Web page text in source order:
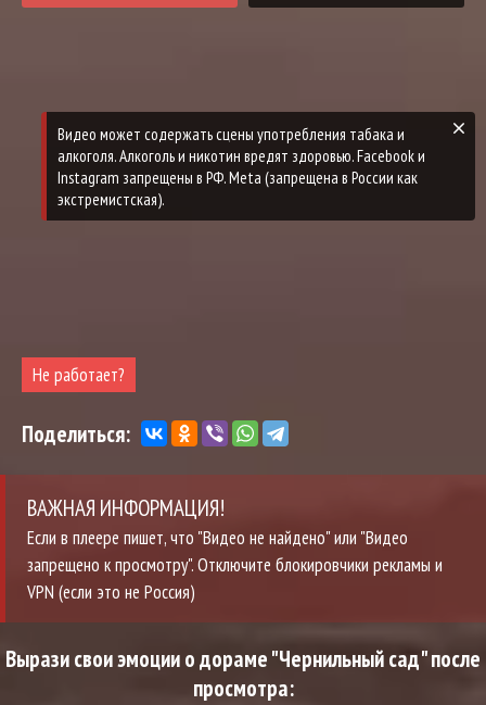
Видео может содержать сцены употребления табака и
алкоголя. Алкоголь и никотин вредят здоровью. Facebook и
Instagram запрещены в РФ. Meta (запрещена в России как
экстремистская).
Не работает?
Поделиться:
ВАЖНАЯ ИНФОРМАЦИЯ!
Если в плеере пишет, что "Видео не найдено" или "Видео
запрещено к просмотру". Отключите блокировчики рекламы и
VPN (если это не Россия)
Вырази свои эмоции о дораме "Чернильный сад" после
просмотра: